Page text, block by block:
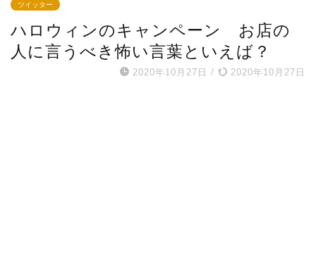
ツイッター
ハロウィンのキャンペーン お店の
人に言うべき怖い言葉といえば？
2020年10月27日 / 2020年10月27日